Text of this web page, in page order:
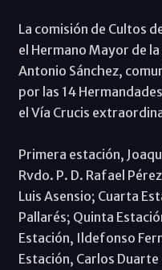
La comisión de Cultos
el Hermano Mayor de
Antonio Sánchez,
por las 14
el Vía Crucis
Primera estación,
Rvdo. P. D. Rafael
Luis Asensio; Cuarta
Pallarés; Quinta
Estación, Ildefonso
Estación, Carlos